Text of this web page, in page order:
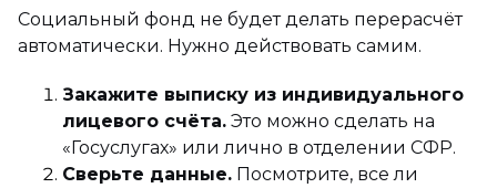
Социальный фонд не будет делать перерасчёт
автоматически. Нужно действовать самим.
Закажите выписку из индивидуального
лицевого счёта. Это можно сделать на
«Госуслугах» или лично в отделении СФР.
Сверьте данные. Посмотрите, все ли